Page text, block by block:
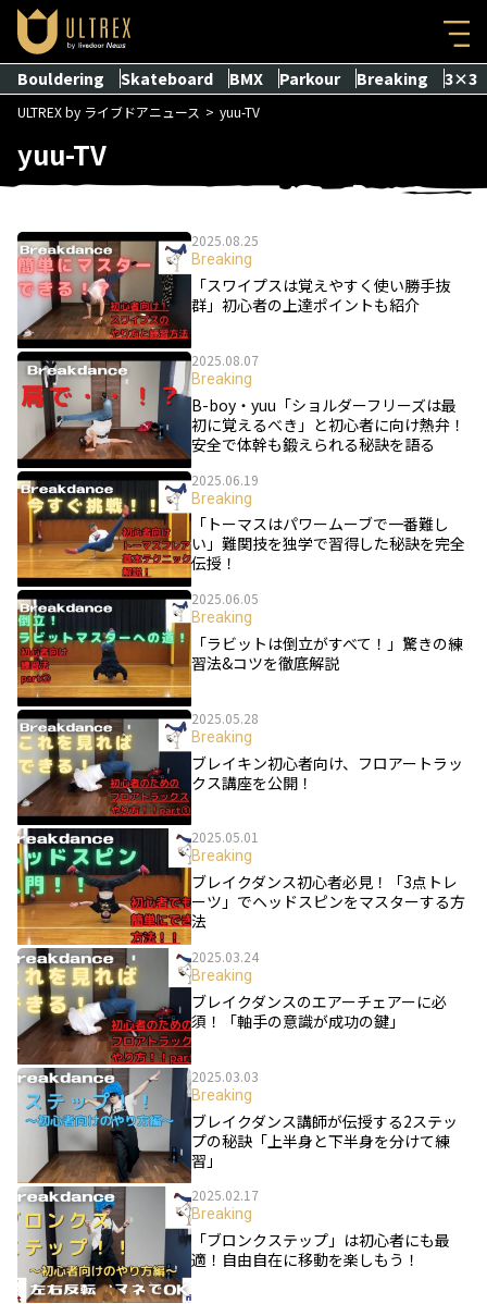
Bouldering Skateboard BMX Parkour Breaking 3×3
ULTREX by ライブドアニュース yuu-TV
yuu-TV
2025.08.25
Breaking
「スワイプスは覚えやすく使い勝手抜
群」初心者の上達ポイントも紹介
2025.08.07
Breaking
B-boy・yuu「ショルダーフリーズは最
初に覚えるべき」と初心者に向け熱弁！
安全で体幹も鍛えられる秘訣を語る
2025.06.19
Breaking
「トーマスはパワームーブで一番難し
い」難関技を独学で習得した秘訣を完全
伝授！
2025.06.05
Breaking
「ラビットは倒立がすべて！」驚きの練
習法&コツを徹底解説
2025.05.28
Breaking
ブレイキン初心者向け、フロアートラッ
クス講座を公開！
2025.05.01
Breaking
ブレイクダンス初心者必見！「3点トレ
ーツ」でヘッドスピンをマスターする方
法
2025.03.24
Breaking
ブレイクダンスのエアーチェアーに必
須！「軸手の意識が成功の鍵」
2025.03.03
Breaking
ブレイクダンス講師が伝授する2ステッ
プの秘訣「上半身と下半身を分けて練
習」
2025.02.17
Breaking
「ブロンクステップ」は初心者にも最
適！自由自在に移動を楽しもう！